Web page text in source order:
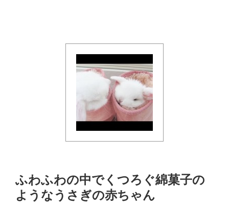
ふわふわの中でくつろぐ綿菓子の
ようなうさぎの赤ちゃん